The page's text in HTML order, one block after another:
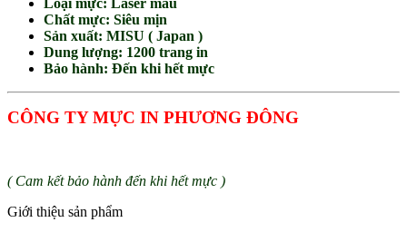
Chất mực: Siêu mịn
Sản xuất: MISU ( Japan )
Dung lượng: 1200 trang in
Bảo hành: Đến khi hết mực
CÔNG TY MỰC IN PHƯƠNG ĐÔNG
( Cam kết bảo hành đến khi hết mực )
Giới thiệu sản phẩm